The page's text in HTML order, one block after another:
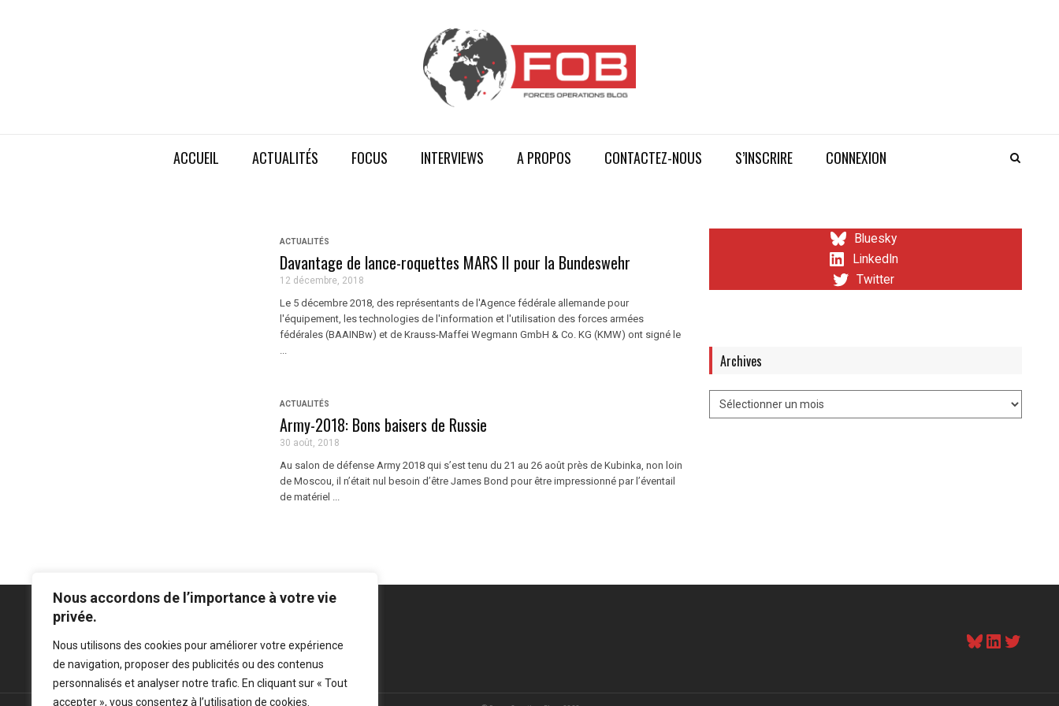
Nous accordons de l’importance à votre vie
privée.
Nous utilisons des cookies pour améliorer votre expérience
de navigation, proposer des publicités ou des contenus
personnalisés et analyser notre trafic. En cliquant sur « Tout
accepter », vous consentez à l’utilisation de cookies.
ACCUEIL ACTUALITÉS FOCUS INTERVIEWS A PROPOS CONTACTEZ-NOUS S’INSCRIRE CONNEXION
ACTUALITÉS
Davantage de lance-roquettes MARS II pour la Bundeswehr
12 décembre, 2018
Le 5 décembre 2018, des représentants de l'Agence fédérale allemande pour
l'équipement, les technologies de l'information et l'utilisation des forces armées
fédérales (BAAINBw) et de Krauss-Maffei Wegmann GmbH & Co. KG (KMW) ont signé le
...
ACTUALITÉS
Army-2018: Bons baisers de Russie
30 août, 2018
Au salon de défense Army 2018 qui s’est tenu du 21 au 26 août près de Kubinka, non loin
de Moscou, il n’était nul besoin d’être James Bond pour être impressionné par l’éventail
de matériel ...
Bluesky
LinkedIn
Twitter
Archives
Mentions légales -Politique de confidentialité
Bluesky